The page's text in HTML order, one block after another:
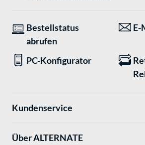
Bestellstatus
abrufen
E-
PC-Konfigurator
Kundenservice
Über ALTERNATE